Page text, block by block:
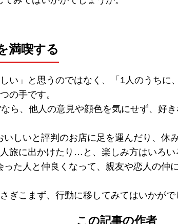
満喫する
しい」と思うのではなく、「1人のうちに
の手です。
なら、他人の意見や顔色を気にせず、好
いしいと評判のお店に足を運んだり、休
旅に出かけたり…と、楽しみ方はいろい
った人と仲良くなって、親友や恋人の仲
ぎこまず、行動に移してみてはいかがで
この記事の作者